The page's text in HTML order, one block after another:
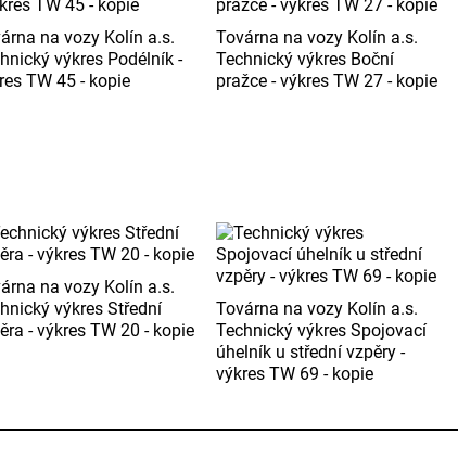
na vozy Kolín a.s.
výkres Podélník -
TW 45 - kopie
Továrna na vozy Kolín a.s.
Technický výkres Boční
pražce - výkres TW 27 - kopie
na vozy Kolín a.s.
výkres Střední
- výkres TW 20 - kopie
Továrna na vozy Kolín a.s.
Technický výkres Spojovací
úhelník u střední vzpěry -
výkres TW 69 - kopie